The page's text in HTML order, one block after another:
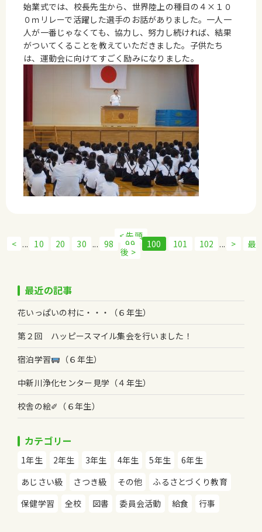
始業式では、校長先生から、世界陸上の種目の４×１０
０ｍリレーで活躍した選手のお話がありました。一人一
人が一番じゃなくても、協力し、努力し続ければ、結果
がついてくることを教えていただきました。子供たち
は、運動会に向けてすごく励みになりました。
< 先頭
< ... 10 20 30 ... 98 99 100 101 102 ... > 最
後 >
最近の記事
花いっぱいの村に・・・（６年生）
第２回 ハッピースマイル集会を行いました！
宿泊学習
（６年生）
中新川浄化センター見学（４年生）
校舎の絵✐（６年生）
カテゴリー
1年生 2年生 3年生 4年生 5年生
6年生
あじさい級
さつき級 その他
ふるさとづくり教育
保健学習
全校 図書 委員会活動 給食 行事